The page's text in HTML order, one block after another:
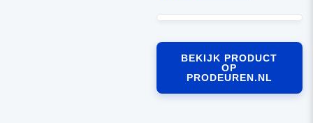
BEKIJK PRODUCT
OP
PRODEUREN.NL